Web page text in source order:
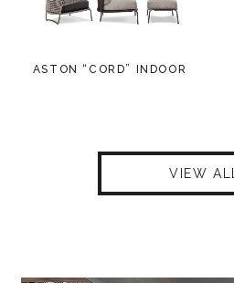
ASTON “CORD” INDOOR
VIEW ALL